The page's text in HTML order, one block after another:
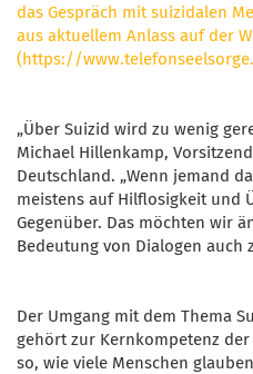
das Gespräch mit suizidalen
aus aktuellem Anlass auf der
(https://
„Über Suizid wird zu wenig
Michael Hillenkamp,
Deutschland. „Wenn jemand
meistens auf Hilflosigkeit und
Gegenüber. Das möchten wir
Bedeutung von Dialogen auch
Der Umgang mit dem Thema
gehört zur Kernkompetenz der
so, wie viele Menschen